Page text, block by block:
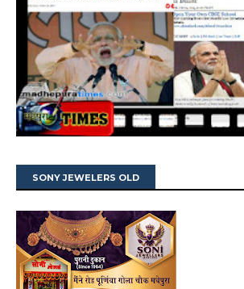
SONY JEWELERS OLD